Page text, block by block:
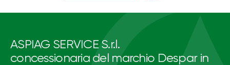
ASPIAG SERVICE S.r.l.
concessionaria del marchio Despar in